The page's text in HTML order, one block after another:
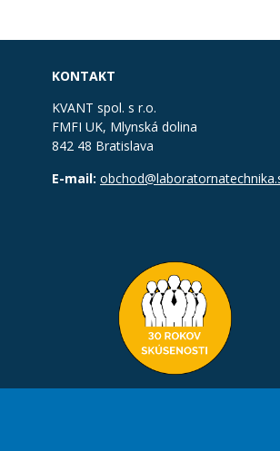
KONTAKT
KVANT spol. s r.o.
FMFI UK, Mlynská dolina
842 48 Bratislava
E-mail: